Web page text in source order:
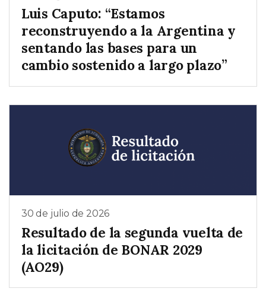
Luis Caputo: “Estamos
reconstruyendo a la Argentina y
sentando las bases para un
cambio sostenido a largo plazo”
30 de julio de 2026
Resultado de la segunda vuelta de
la licitación de BONAR 2029
(AO29)